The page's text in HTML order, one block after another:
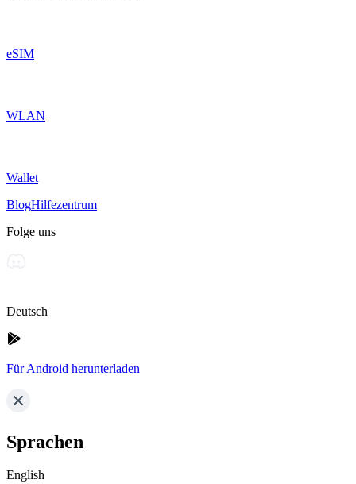
eSIM
WLAN
Wallet
BlogHilfezentrum
Folge uns
Deutsch
Für Android herunterladen
Sprachen
English